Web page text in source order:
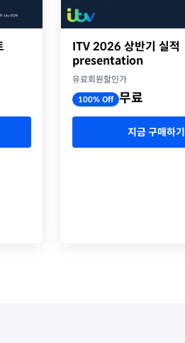
ITV 2026 상반기 실적
presentation
유료회원할인가
100% Off 무료
지금 구매하기